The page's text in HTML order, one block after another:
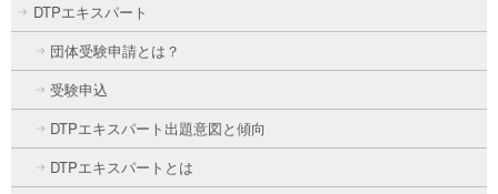
DTPエキスパート
団体受験申請とは？
受験申込
DTPエキスパート出題意図と傾向
DTPエキスパートとは